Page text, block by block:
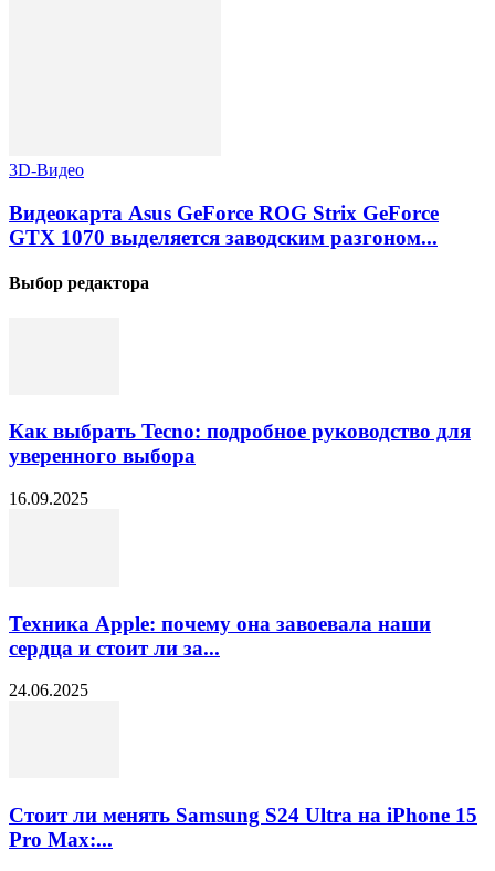
3D-Видео
Видеокарта Asus GeForce ROG Strix GeForce
GTX 1070 выделяется заводским разгоном...
Выбор редактора
Как выбрать Tecno: подробное руководство для
уверенного выбора
16.09.2025
Техника Apple: почему она завоевала наши
сердца и стоит ли за...
24.06.2025
Стоит ли менять Samsung S24 Ultra на iPhone 15
Pro Max:...